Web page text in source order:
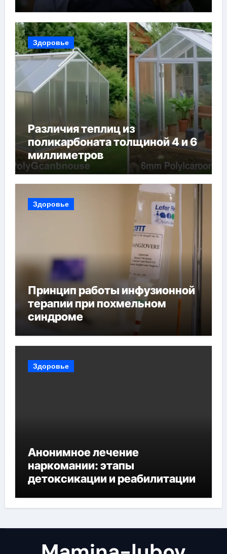
Здоровье
Различия теплиц из
поликарбоната толщиной 4 и 6
миллиметров
Здоровье
Принцип работы инфузионной
терапии при похмельном
синдроме
Здоровье
Анонимное лечение
наркомании: этапы
детоксикации и реабилитации